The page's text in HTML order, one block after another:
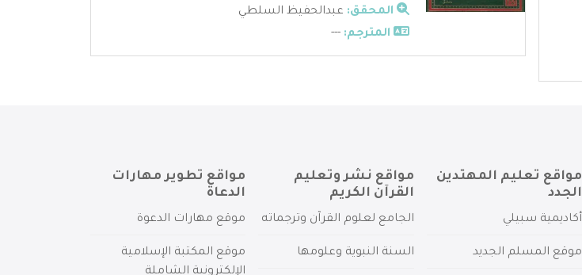
المحقق: عبدالحفيظ السلطي
المترجم: ---
مواقع تعليم المهتدين
الجدد
أكاديمية سبيلي
موقع المسلم الجديد
مواقع نشر وتعليم
القرآن الكريم
الجامع لعلوم القرآن وترجماته
السنة النبوية وعلومها
مواقع تطوير مهارات
الدعاة
موقع مهارات الدعوة
موقع المكتبة الإسلامية
الإلكترونية الشاملة